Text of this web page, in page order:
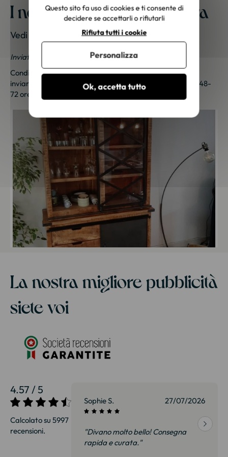
I nostri mobili a casa vostra
Vedi le foto dei nostri clienti
Inviateci le vostre foto; una piccola sorpresa vi aspetta!
Condividi le tue foto e ricevi una sorpresa!Clicca quiper
inviarci le tue foto. Un piccolo regalo ti sarà inviato entro 48-
72 ore lavorative. Grazie per la tua fedeltà!
La nostra migliore pubblicità
siete voi
4.57 / 5
Calcolato su 5997
recensioni.
27/07/2026 Sophie S. 27/07/2026
"Divano molto bello! Consegna
rapida e curata."
Questo sito fa uso di cookies e ti consente di
decidere se accettarli o rifiutarli
Ok, accetta tutto
Rifiuta tutti i cookie
Personalizza